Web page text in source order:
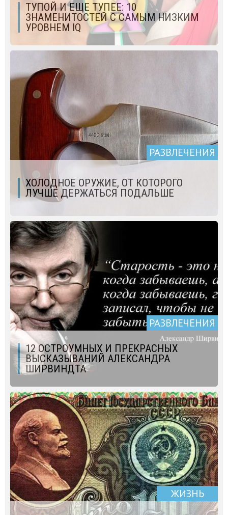
ТУПОЙ И ЕЩЕ ТУПЕЕ: 10
ЗНАМЕНИТОСТЕЙ С САМЫМ НИЗКИМ
УРОВНЕМ IQ
РАЗВЛЕЧЕНИЯ
ХОЛОДНОЕ ОРУЖИЕ, ОТ КОТОРОГО
ЛУЧШЕ ДЕРЖАТЬСЯ ПОДАЛЬШЕ
РАЗВЛЕЧЕНИЯ
12 ОСТРОУМНЫХ И ПРЕКРАСНЫХ
ВЫСКАЗЫВАНИЙ АЛЕКСАНДРА
ШИРВИНДТА
ЖИЗНЬ